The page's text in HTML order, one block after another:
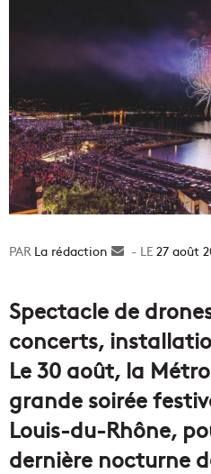
La rédaction
Envoyer27 août
Spectacle de
concerts,
Le 30 août, la
grande soirée
Louis-du-Rhône,
dernière nocturne